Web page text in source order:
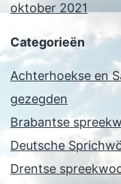
oktober 2021
Categorieën
Achterhoekse en
gezegden
Brabantse
Deutsche
Drentse